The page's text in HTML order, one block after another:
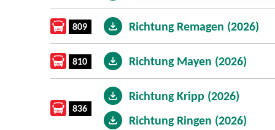
809 Richtung Remagen (2026)
810 Richtung Mayen (2026)
836
Richtung Kripp (2026)
Richtung Ringen (2026)